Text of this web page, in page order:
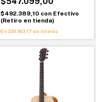
$492.389,10 con Efectivo
(Retiro en tienda)
6x $91.183,17 sin interés